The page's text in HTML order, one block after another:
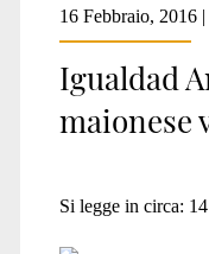
16 Febbraio, 2016
Igualdad
maionese
Si legge in circa: 14